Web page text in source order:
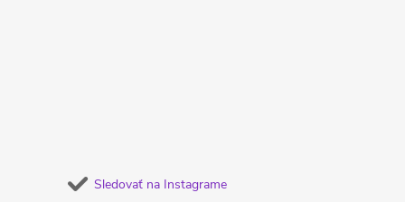
Sledovať na Instagrame